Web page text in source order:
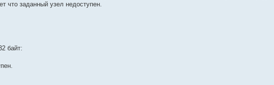
что заданный узел недоступен.
байт: